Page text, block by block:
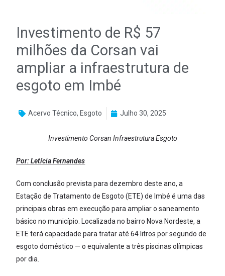
Investimento de R$ 57
milhões da Corsan vai
ampliar a infraestrutura de
esgoto em Imbé
Acervo Técnico, Esgoto Julho 30, 2025
Investimento Corsan Infraestrutura Esgoto
Por: Letícia Fernandes
Com conclusão prevista para dezembro deste ano, a
Estação de Tratamento de Esgoto (ETE) de Imbé é uma das
principais obras em execução para ampliar o saneamento
básico no município. Localizada no bairro Nova Nordeste, a
ETE terá capacidade para tratar até 64 litros por segundo de
esgoto doméstico — o equivalente a três piscinas olímpicas
por dia.